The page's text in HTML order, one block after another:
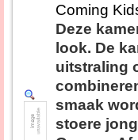
Coming
Deze
look. De
uitstraling
smaak
stoere